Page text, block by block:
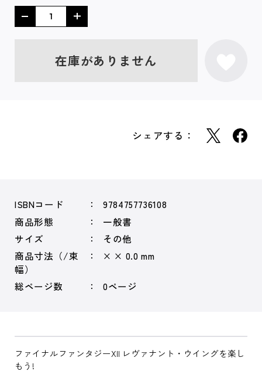
在庫がありません
シェアする：
ISBNコード
9784757736108
商品形態
一般書
サイズ
その他
商品寸法（/束
幅）
× × 0.0 mm
総ページ数 0ページ
ファイナルファンタジーXII レヴァナント・ウイングを楽し
もう!